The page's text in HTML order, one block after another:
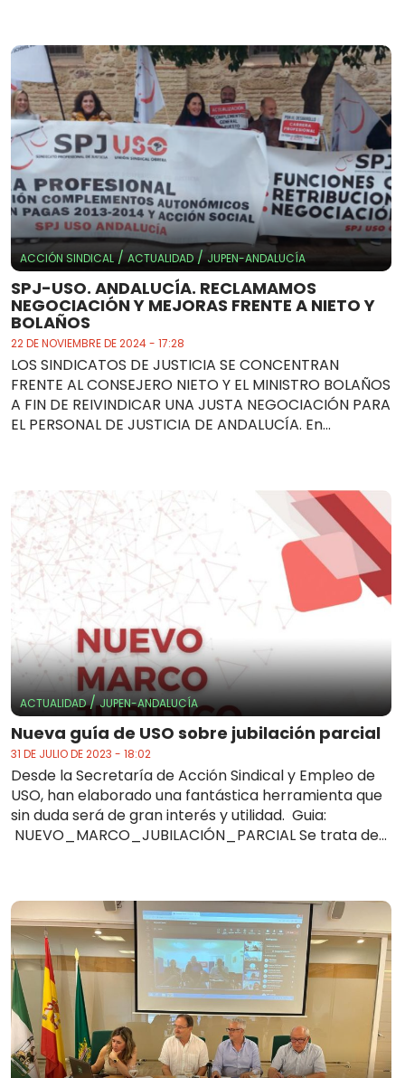
ACCIÓN SINDICAL/ACTUALIDAD/JUPEN-ANDALUCÍA
SPJ-USO. ANDALUCÍA. RECLAMAMOS
NEGOCIACIÓN Y MEJORAS FRENTE A NIETO Y
BOLAÑOS
22 DE NOVIEMBRE DE 2024 - 17:28
LOS SINDICATOS DE JUSTICIA SE CONCENTRAN
FRENTE AL CONSEJERO NIETO Y EL MINISTRO BOLAÑOS
A FIN DE REIVINDICAR UNA JUSTA NEGOCIACIÓN PARA
EL PERSONAL DE JUSTICIA DE ANDALUCÍA. En...
ACTUALIDAD/JUPEN-ANDALUCÍA
Nueva guía de USO sobre jubilación parcial
31 DE JULIO DE 2023 - 18:02
Desde la Secretaría de Acción Sindical y Empleo de
USO, han elaborado una fantástica herramienta que
sin duda será de gran interés y utilidad. Guia:
NUEVO_MARCO_JUBILACIÓN_PARCIAL Se trata de...